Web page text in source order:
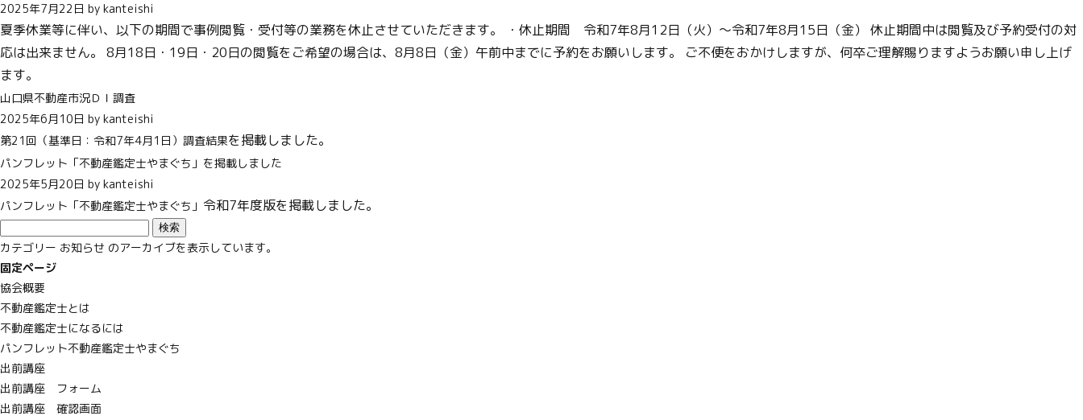
2025年7月22日 by kanteishi
夏季休業等に伴い、以下の期間で事例閲覧・受付等の業務を休止させていただきます。 ・休止期間 令和7年8月12日（火）～令和7年8月15日（金） 休止期間中は閲覧及び予約受付の対
応は出来ません。 8月18日・19日・20日の閲覧をご希望の場合は、8月8日（金）午前中までに予約をお願いします。 ご不便をおかけしますが、何卒ご理解賜りますようお願い申し上げ
ます。
山口県不動産市況ＤＩ調査
2025年6月10日 by kanteishi
第21回（基準日：令和7年4月1日）調査結果を掲載しました。
パンフレット「不動産鑑定士やまぐち」を掲載しました
2025年5月20日 by kanteishi
パンフレット「不動産鑑定士やまぐち」 令和7年度版を掲載しました。
検
索
:
カテゴリー お知らせ のアーカイブを表示しています。
固定ページ
協会概要
不動産鑑定士とは
不動産鑑定士になるには
パンフレット不動産鑑定士やまぐち
出前講座
出前講座 フォーム
出前講座 確認画面